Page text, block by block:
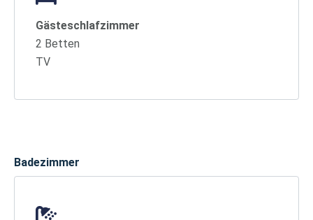
Gästeschlafzimmer
2 Betten
TV
Badezimmer